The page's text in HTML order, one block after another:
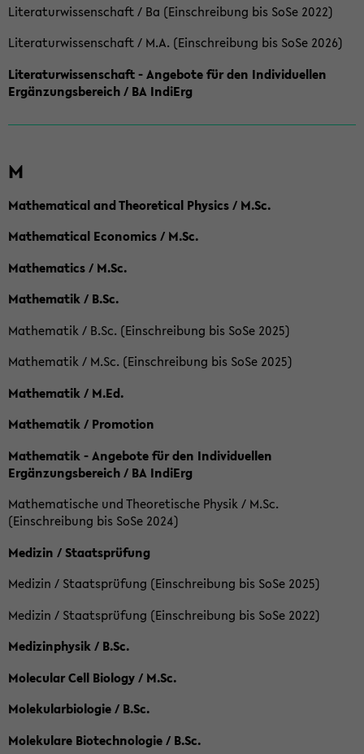
Literaturwissenschaft / Ba (Einschreibung bis SoSe 2022)
Literaturwissenschaft / M.A. (Einschreibung bis SoSe 2026)
Literaturwissenschaft - Angebote für den Individuellen
Ergänzungsbereich / BA IndiErg
M
Mathematical and Theoretical Physics / M.Sc.
Mathematical Economics / M.Sc.
Mathematics / M.Sc.
Mathematik / B.Sc.
Mathematik / B.Sc. (Einschreibung bis SoSe 2025)
Mathematik / M.Sc. (Einschreibung bis SoSe 2025)
Mathematik / M.Ed.
Mathematik / Promotion
Mathematik - Angebote für den Individuellen
Ergänzungsbereich / BA IndiErg
Mathematische und Theoretische Physik / M.Sc.
(Einschreibung bis SoSe 2024)
Medizin / Staatsprüfung
Medizin / Staatsprüfung (Einschreibung bis SoSe 2025)
Medizin / Staatsprüfung (Einschreibung bis SoSe 2022)
Medizinphysik / B.Sc.
Molecular Cell Biology / M.Sc.
Molekularbiologie / B.Sc.
Molekulare Biotechnologie / B.Sc.